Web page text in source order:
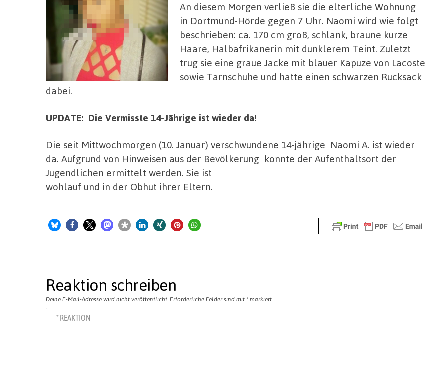
An diesem Morgen verließ sie die elterliche Wohnung
in Dortmund-Hörde gegen 7 Uhr. Naomi wird wie folgt
beschrieben: ca. 170 cm groß, schlank, braune kurze
Haare, Halbafrikanerin mit dunklerem Teint. Zuletzt
trug sie eine graue Jacke mit blauer Kapuze von Lacoste
sowie Tarnschuhe und hatte einen schwarzen Rucksack
dabei.
UPDATE: Die Vermisste 14-Jährige ist wieder da!
Die seit Mittwochmorgen (10. Januar) verschwundene 14-jährige Naomi A. ist wieder
da. Aufgrund von Hinweisen aus der Bevölkerung konnte der Aufenthaltsort der
Jugendlichen ermittelt werden. Sie ist
wohlauf und in der Obhut ihrer Eltern.
Reaktion schreiben
Deine E-Mail-Adresse wird nicht veröffentlicht. Erforderliche Felder sind mit * markiert